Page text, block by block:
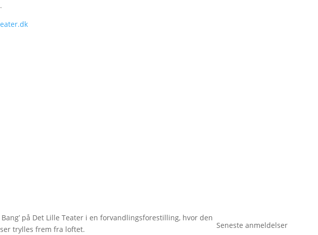
på Det Lille Teater i en forvandlingsforestilling, hvor den
trylles frem fra loftet.
Seneste anmeldelser